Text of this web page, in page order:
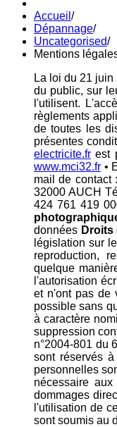
Accueil /
Dépannage/
Uncategorised/
Mentions
La loi du 21
du public, sur
l'utilisent.
règlements
de toutes les
présentes
electricite.fr est
www.mci32.fr •
mail de contact
32000 AUCH
424 761 419
données
législation sur
reproduction,
quelque
l'autorisation
et n'ont pas de
possible sans
à caractère
suppression
n°2004-801 du
sont réservés
personnelles
nécessaire
dommages
l'utilisation de
sont soumis au